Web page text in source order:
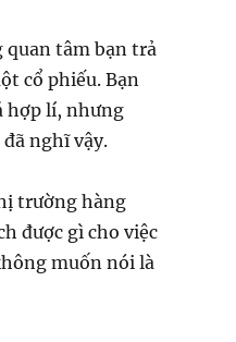
tâm bạn trả
cổ phiếu. Bạn
hợp lí, nhưng
nghĩ vậy.
trường hàng
được gì cho việc
muốn nói là